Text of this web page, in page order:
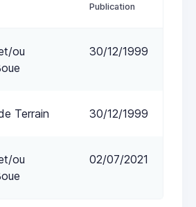
Publication
ou
30/12/1999
Terrain 30/12/1999
ou
02/07/2021